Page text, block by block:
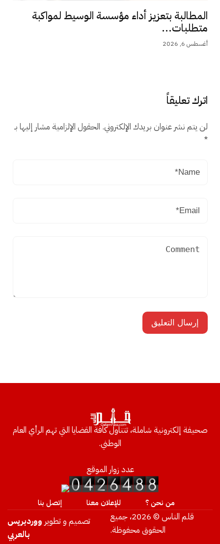
المطالبة بتعزيز أداء مؤسسة الوسيط لمواكبة
متطلبات...
أغسطس 6, 2026
اترك تعليقاً
لن يتم نشر عنوان بريدك الإلكتروني. الحقول الإلزامية مشار إليها بـ
*
صحيفة إلكترونية شاملة، تتناول كافة القضايا التي تهم الرأي العام
الوطني.
عدد زوار الموقع
من نحن ؟ للإعلان معنا إتصل بنا
قلم الناس © 2026، جميع
الحقوق محفوظة.
تصميم و تطوير ووردبريس
بالعربي